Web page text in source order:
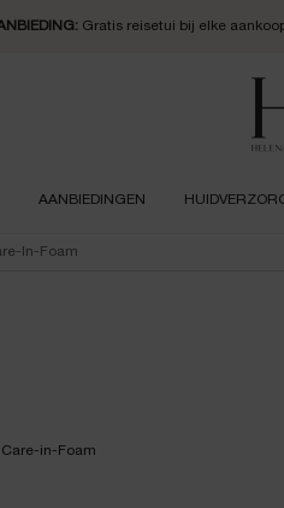
Gratis reisetui bij elke
AANBIEDINGEN
In-Foam